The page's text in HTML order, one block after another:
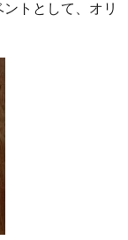
トとして、オリ